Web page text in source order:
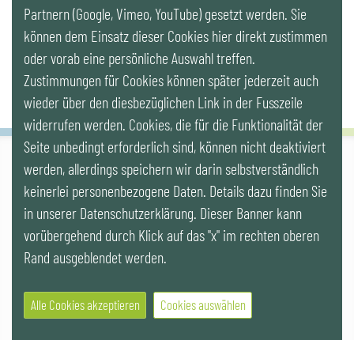
Newsletter
IG LEBENSZYKLUS BAU
Wipplingerstr. 10/Top 9, Stoß im Himmel, A-1010 Wien
office@ig-lebenszyklus.at
Kontakt
Videos |Veranstaltungen
© 2021 IG LEBENSZYKLUS BAU
Partnern (Google, Vimeo, YouTube) gesetzt werden. Sie
können dem Einsatz dieser Cookies hier direkt zustimmen
oder vorab eine persönliche Auswahl treffen.
Zustimmungen für Cookies können später jederzeit auch
wieder über den diesbezüglichen Link in der Fusszeile
widerrufen werden. Cookies, die für die Funktionalität der
Seite unbedingt erforderlich sind, können nicht deaktiviert
werden, allerdings speichern wir darin selbstverständlich
keinerlei personenbezogene Daten. Details dazu finden Sie
in unserer Datenschutzerklärung. Dieser Banner kann
vorübergehend durch Klick auf das "x" im rechten oberen
Rand ausgeblendet werden.
Alle Cookies akzeptieren Cookies auswählen